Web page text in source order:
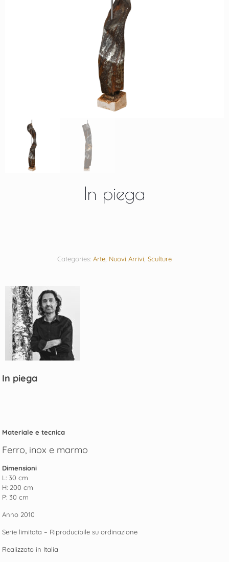
In piega
Categories: Arte Nuovi Arrivi Sculture
In piega
Materiale e tecnica
Ferro, inox e marmo
Dimensioni
L: 30 cm
H: 200 cm
P: 30 cm
Anno 2010
Serie limitata – Riproducibile su ordinazione
Realizzato in Italia